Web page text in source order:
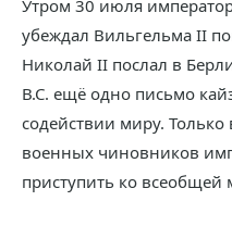
Утром 30 июля
убеждал Вильгельма II
Николай II послал в
В.С. ещё одно письмо
содействии миру.
военных чиновников
приступить ко всеобщей